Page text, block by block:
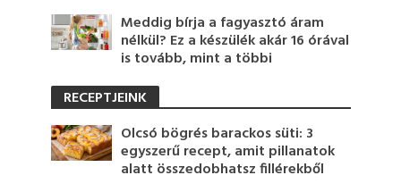
Meddig bírja a fagyasztó áram
nélkül? Ez a készülék akár 16 órával
is tovább, mint a többi
RECEPTJEINK
Olcsó bögrés barackos süti: 3
egyszerű recept, amit pillanatok
alatt összedobhatsz fillérekből